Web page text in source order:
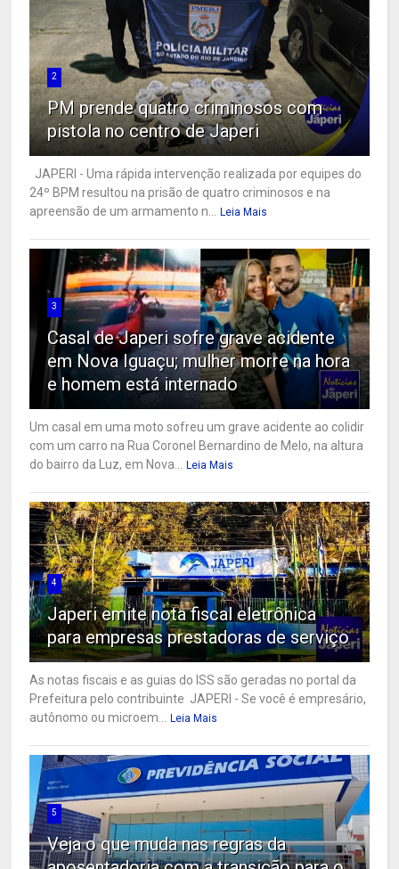
2
PM prende quatro criminosos com
pistola no centro de Japeri
JAPERI - Uma rápida intervenção realizada por equipes do
24º BPM resultou na prisão de quatro criminosos e na
apreensão de um armamento n...
Leia Mais
3
Casal de Japeri sofre grave acidente
em Nova Iguaçu; mulher morre na hora
e homem está internado
Um casal em uma moto sofreu um grave acidente ao colidir
com um carro na Rua Coronel Bernardino de Melo, na altura
do bairro da Luz, em Nova...
Leia Mais
4
Japeri emite nota fiscal eletrônica
para empresas prestadoras de serviço
As notas fiscais e as guias do ISS são geradas no portal da
Prefeitura pelo contribuinte JAPERI - Se você é empresário,
autônomo ou microem...
Leia Mais
5
Veja o que muda nas regras da